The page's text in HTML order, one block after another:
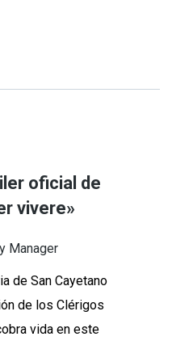
oficial de
vivere»
Manager
de San Cayetano
de los Clérigos
vida en este